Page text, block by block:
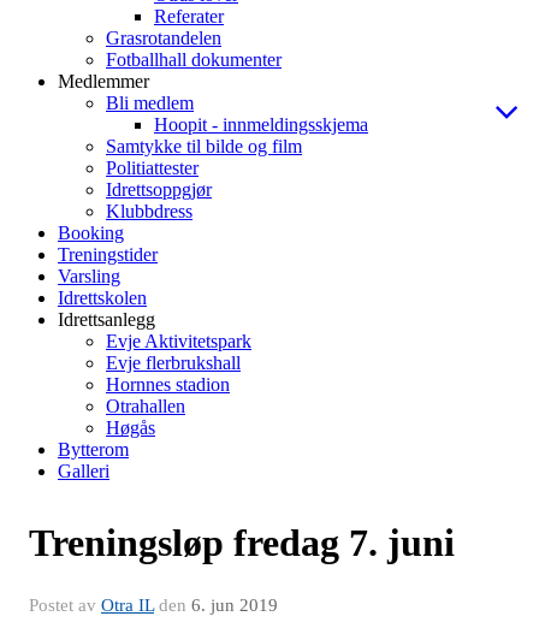
Referater
Grasrotandelen
Fotballhall dokumenter
Medlemmer
Bli medlem
Hoopit - innmeldingsskjema
Samtykke til bilde og film
Politiattester
Idrettsoppgjør
Klubbdress
Booking
Treningstider
Varsling
Idrettskolen
Idrettsanlegg
Evje Aktivitetspark
Evje flerbrukshall
Hornnes stadion
Otrahallen
Høgås
Bytterom
Galleri
Treningsløp fredag 7. juni
Postet av Otra ILden 6. jun 2019